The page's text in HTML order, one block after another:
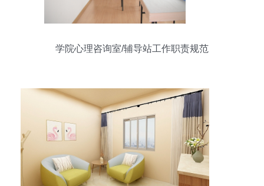
学院心理咨询室/辅导站工作职责规范